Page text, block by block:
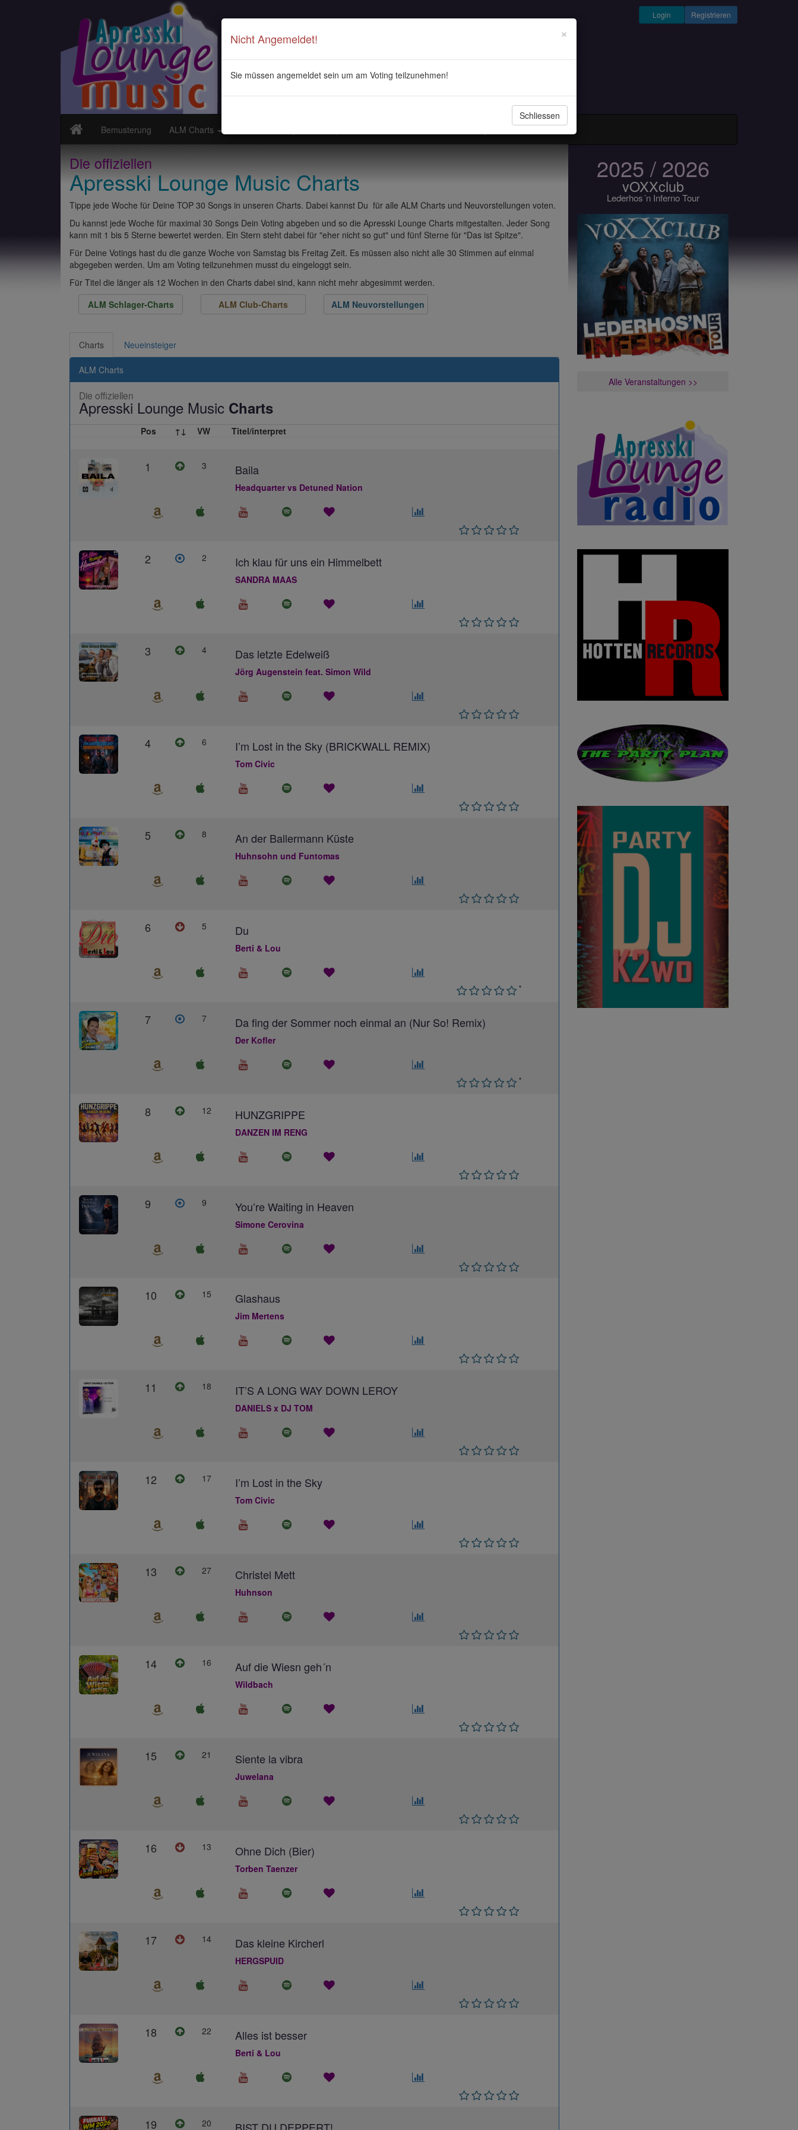
Registrieren
Login
Bemusterung ALM Charts
Die offiziellen
Apresski Lounge Music Charts
Tippe jede Woche für Deine TOP 30 Songs in unseren Charts. Dabei kannst Du für alle ALM Charts und Neuvorstellungen voten.
Du kannst jede Woche für maximal 30 Songs Dein Voting abgeben und so die Apresski Lounge Charts mitgestalten. Jeder Song
kann mit 1 bis 5 Sterne bewertet werden. Ein Stern steht dabei für "eher nicht so gut" und fünf Sterne für "Das ist Spitze".
Für Deine Votings hast du die ganze Woche von Samstag bis Freitag Zeit. Es müssen also nicht alle 30 Stimmen auf einmal
abgegeben werden. Um am Voting teilzunehmen musst du eingeloggt sein.
Für Titel die länger als 12 Wochen in den Charts dabei sind, kann nicht mehr abgesimmt werden.
ALM Schlager-Charts
ALM Club-Charts ALM Neuvorstellungen
×
Nicht Angemeldet!
Sie müssen angemeldet sein um am Voting teilzunehmen!
Schliessen
Charts Neueinsteiger
ALM Charts
Die offiziellen
Apresski Lounge Music Charts
Pos ↑↓ VW Titel/interpret
1 3 Baila
Headquarter vs Detuned Nation
2 2 Ich klau für uns ein Himmelbett
SANDRA MAAS
3 4 Das letzte Edelweiß
Jörg Augenstein feat. Simon Wild
4 6 I’m Lost in the Sky (BRICKWALL REMIX)
Tom Civic
5 8 An der Ballermann Küste
Huhnsohn und Funtomas
6 5 Du
Berti & Lou
*
7 7 Da fing der Sommer noch einmal an (Nur So! Remix)
Der Kofler
*
8 12 HUNZGRIPPE
DANZEN IM RENG
9 9 You’re Waiting in Heaven
Simone Cerovina
10 15 Glashaus
Jim Mertens
11 18 IT’S A LONG WAY DOWN LEROY
DANIELS x DJ TOM
12 17 I’m Lost in the Sky
Tom Civic
13 27 Christel Mett
Huhnson
14 16 Auf die Wiesn geh´n
Wildbach
15 21 Siente la vibra
Juwelana
16 13 Ohne Dich (Bier)
Torben Taenzer
17 14 Das kleine Kircherl
HERGSPUID
18 22 Alles ist besser
Berti & Lou
19 20 BIST DU DEPPERT!
2025 / 2026
vOXXclub
Lederhos´n Inferno Tour
Alle Veranstaltungen >>